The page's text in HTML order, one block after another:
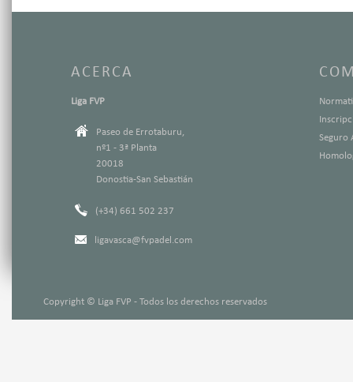
ACERCA
Liga FVP
Paseo de Errotaburu,
nº1 - 3ª Planta
20018
Donostia-San Sebastián
(+34) 661 502 237
ligavasca@fvpadel.com
Seguro
Copyright © Liga FVP - Todos los derechos reservados